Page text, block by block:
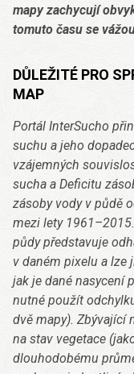
mapy zachycují
tomuto času se
DŮLEŽITÉ PRO
MAP
Portál InterSucho
suchu a jeho
vzájemných
sucha a Deficitu
zásoby vody v půdě
mezi lety
půdy představuje
v daném pixelu a lze
jak je dané nasycení
nutné použít
dvě mapy). Zbývající
na stav vegetace
dlouhodobému